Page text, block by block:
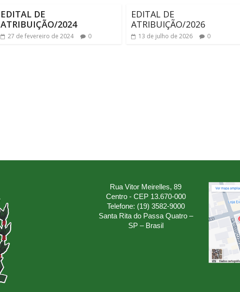
EDITAL DE
ATRIBUIÇÃO/2024
27 de fevereiro de 2024 0
EDITAL DE
ATRIBUIÇÃO/2026
13 de julho de 2026 0
Rua Vitor Meirelles, 89
Centro - CEP 13.670-000
Telefone: (19) 3582-9000
Santa Rita do Passa Quatro –
SP – Brasil